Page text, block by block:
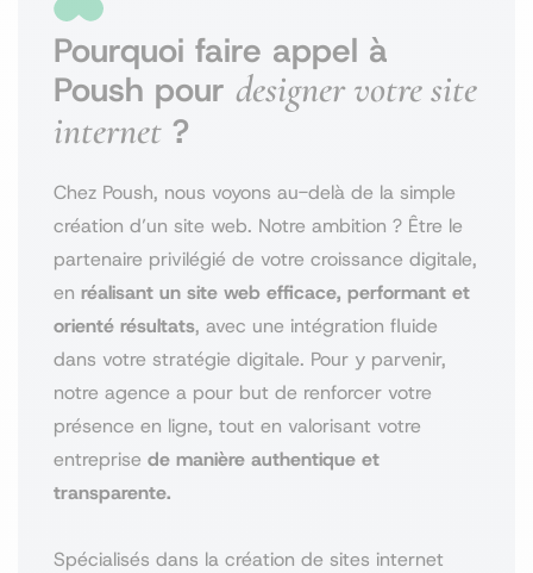
Pourquoi faire appel à
Poush pour designer votre site
internet ?
Chez Poush, nous voyons au-delà de la simple
création d’un site web. Notre ambition ? Être le
partenaire privilégié de votre croissance digitale,
en réalisant un site web efficace, performant et
orienté résultats, avec une intégration fluide
dans votre stratégie digitale. Pour y parvenir,
notre agence a pour but de renforcer votre
présence en ligne, tout en valorisant votre
entreprise de manière authentique et
transparente.
Spécialisés dans la création de sites internet